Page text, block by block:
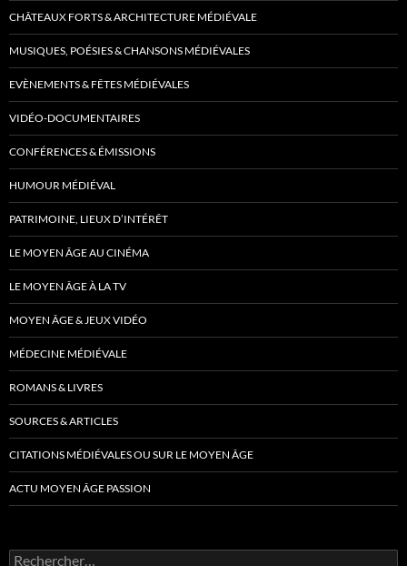
CHÂTEAUX FORTS & ARCHITECTURE MÉDIÉVALE
MUSIQUES, POÉSIES & CHANSONS MÉDIÉVALES
EVÈNEMENTS & FÊTES MÉDIÉVALES
VIDÉO-DOCUMENTAIRES
CONFÉRENCES & ÉMISSIONS
HUMOUR MÉDIÉVAL
PATRIMOINE, LIEUX D’INTÉRÊT
LE MOYEN ÂGE AU CINÉMA
LE MOYEN ÂGE À LA TV
MOYEN ÂGE & JEUX VIDÉO
MÉDECINE MÉDIÉVALE
ROMANS & LIVRES
SOURCES & ARTICLES
CITATIONS MÉDIÉVALES OU SUR LE MOYEN ÂGE
ACTU MOYEN ÂGE PASSION
Rechercher :